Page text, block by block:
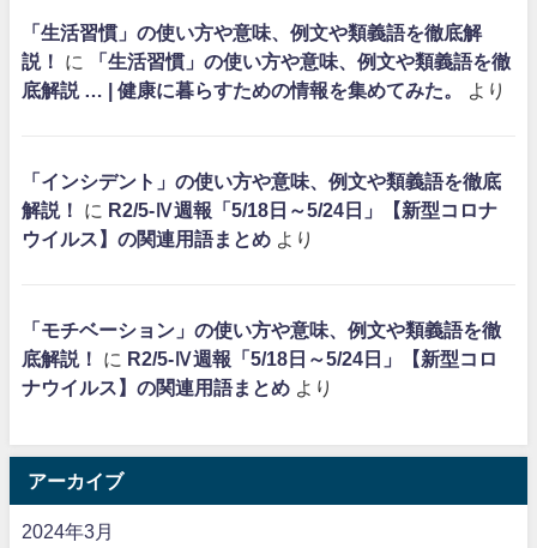
「生活習慣」の使い方や意味、例文や類義語を徹底解
説！
に
「生活習慣」の使い方や意味、例文や類義語を徹
底解説 … | 健康に暮らすための情報を集めてみた。
より
「インシデント」の使い方や意味、例文や類義語を徹底
解説！
に R2/5-Ⅳ週報「5/18日～5/24日」【新型コロナ
ウイルス】の関連用語まとめ より
「モチベーション」の使い方や意味、例文や類義語を徹
底解説！
に R2/5-Ⅳ週報「5/18日～5/24日」【新型コロ
ナウイルス】の関連用語まとめ より
アーカイブ
2024年3月